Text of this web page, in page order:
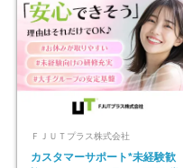
ＦＪＵＴプラス株式会社
カスタマーサポート*未経験歓